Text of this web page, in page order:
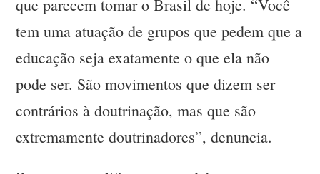
que parecem tomar o Brasil de hoje. “Você
tem uma atuação de grupos que pedem que a
educação seja exatamente o que ela não
pode ser. São movimentos que dizem ser
contrários à doutrinação, mas que são
extremamente doutrinadores”, denuncia.